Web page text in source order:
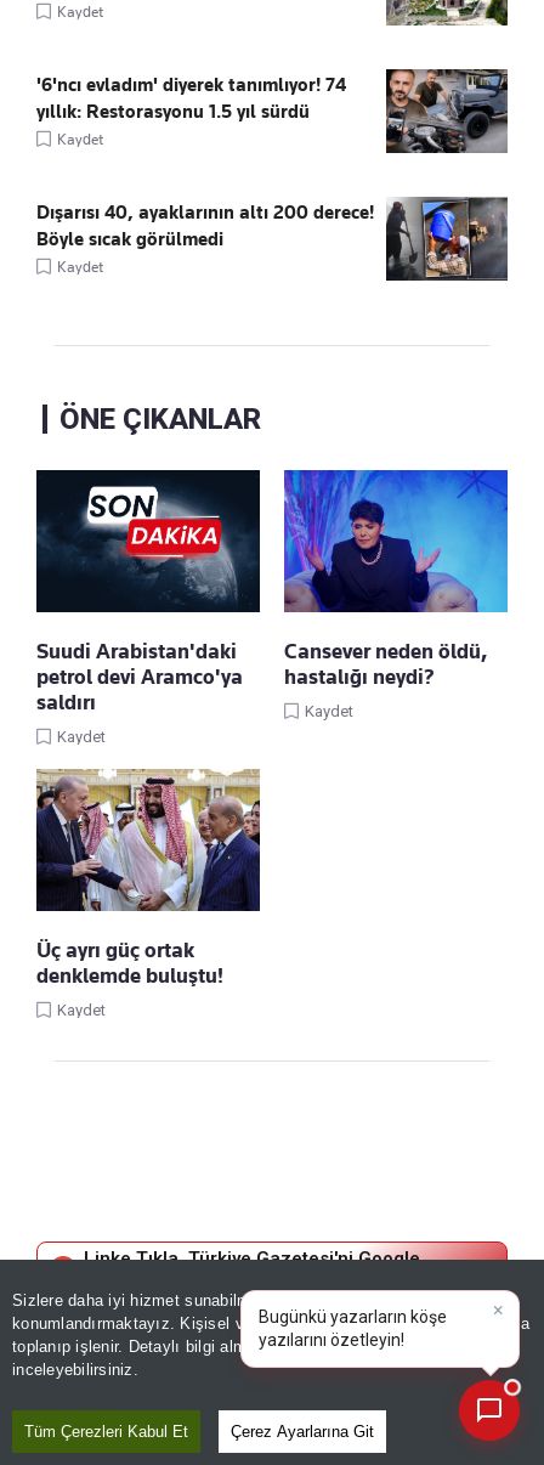
Sizlere daha iyi hizmet sunabilmek adına sitemizde
konumlandırmaktayız. Kişisel verileriniz, KVKK ve GDPR kapsamında
toplanıp işlenir. Detaylı bilgi almak içinAydınlatma Metnimizi
inceleyebilirsiniz.
Tüm Çerezleri Kabul Et Çerez Ayarlarına Git
Kaydet
'6'ncı evladım' diyerek tanımlıyor! 74
yıllık: Restorasyonu 1.5 yıl sürdü
Kaydet
Dışarısı 40, ayaklarının altı 200 derece!
Böyle sıcak görülmedi
Kaydet
ÖNE ÇIKANLAR
Suudi Arabistan'daki
petrol devi Aramco'ya
saldırı
Kaydet
Cansever neden öldü,
hastalığı neydi?
Kaydet
Üç ayrı güç ortak
denklemde buluştu!
Kaydet
Linke Tıkla, Türkiye Gazetesi'ni Google
GÜNDEM
Fatih'te camide ‘Pes’ dedirten
olay! Namaza durdu, yılların
×
Bugünkü yazarların köşe
yazılarını özetleyin!